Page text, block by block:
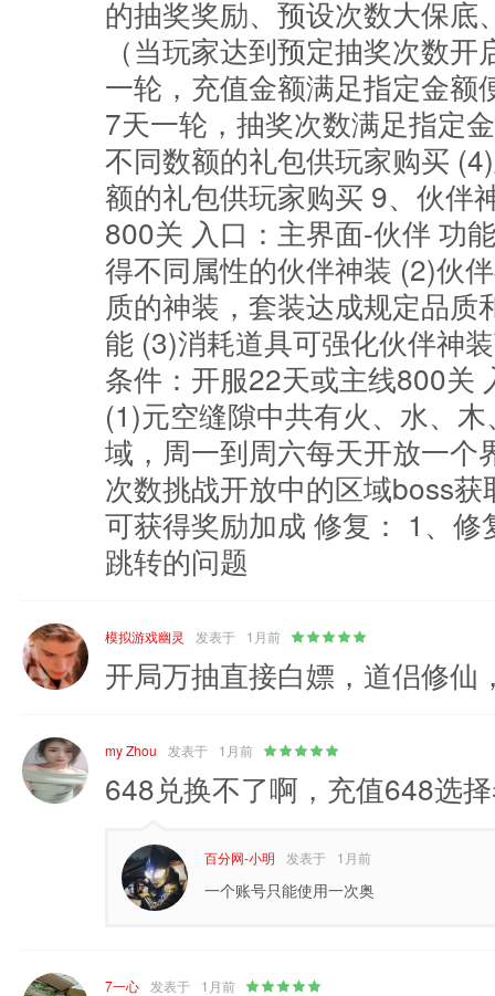
的抽奖奖励、预设次数大保
（当玩家达到预定抽奖次数
一轮，充值金额满足指定金
7天一轮，抽奖次数满足指定
不同数额的礼包供玩家购买
额的礼包供玩家购买 9、伙伴
800关 入口：主界面-伙伴 功
得不同属性的伙伴神装 (2)伙
质的神装，套装达成规定品
能 (3)消耗道具可强化伙伴神
条件：开服22天或主线800关
(1)元空缝隙中共有火、水、
域，周一到周六每天开放一
次数挑战开放中的区域boss
可获得奖励加成 修复： 1、
跳转的问题
模拟游戏幽灵 发表于 1月前
开局万抽直接白嫖，道侣修
my Zhou 发表于 1月前
648兑换不了啊，充值648选
百分网-小明 发表于 1月前
一个账号只能使用一次奥
7一心 发表于 1月前